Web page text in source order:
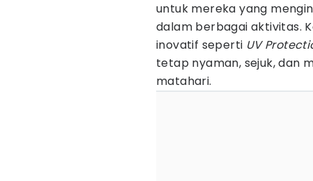
untuk mereka yang
dalam berbagai aktivitas.
inovatif seperti UV
tetap nyaman, sejuk, dan
matahari.